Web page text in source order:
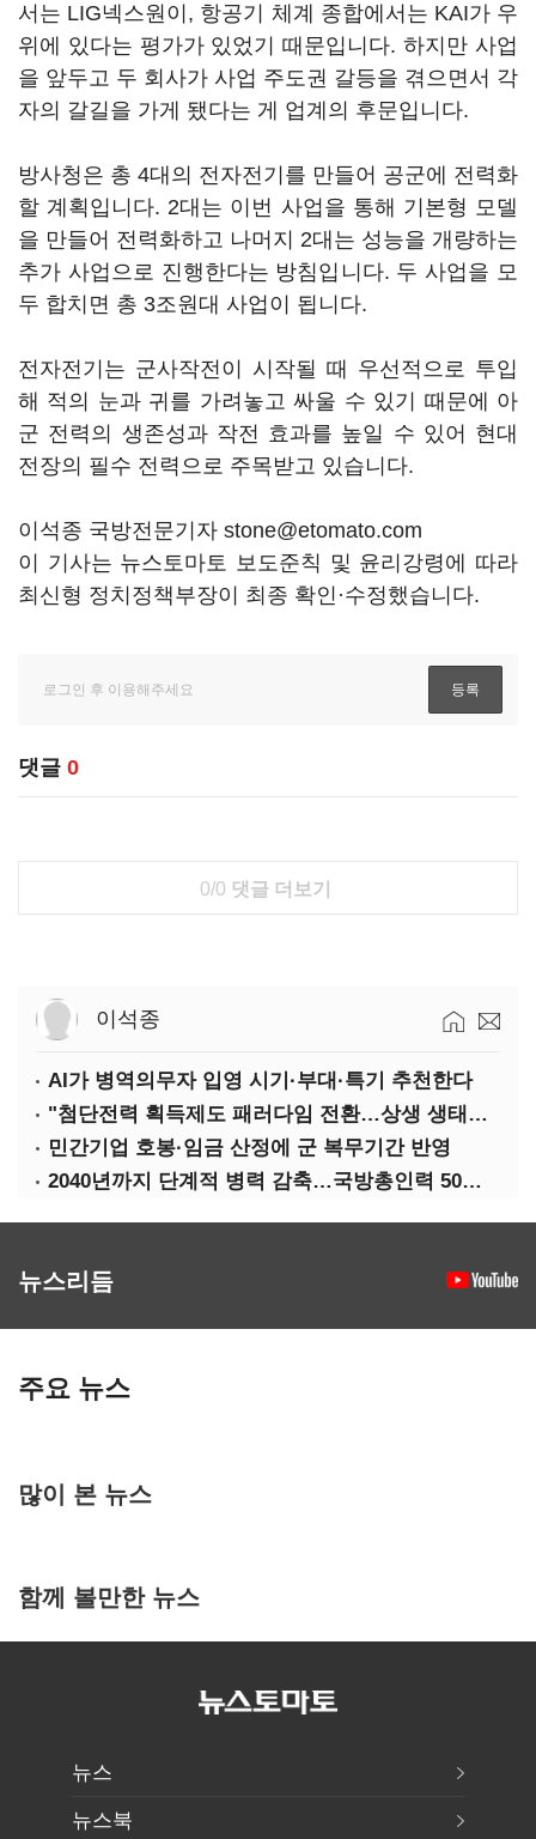
서는 LIG넥스원이, 항공기 체계 종합에서는 KAI가 우
위에 있다는 평가가 있었기 때문입니다. 하지만 사업
을 앞두고 두 회사가 사업 주도권 갈등을 겪으면서 각
자의 갈길을 가게 됐다는 게 업계의 후문입니다.
방사청은 총 4대의 전자전기를 만들어 공군에 전력화
할 계획입니다. 2대는 이번 사업을 통해 기본형 모델
을 만들어 전력화하고 나머지 2대는 성능을 개량하는
추가 사업으로 진행한다는 방침입니다. 두 사업을 모
두 합치면 총 3조원대 사업이 됩니다.
전자전기는 군사작전이 시작될 때 우선적으로 투입
해 적의 눈과 귀를 가려놓고 싸울 수 있기 때문에 아
군 전력의 생존성과 작전 효과를 높일 수 있어 현대
전장의 필수 전력으로 주목받고 있습니다.
이석종 국방전문기자 stone@etomato.com
이 기사는 뉴스토마토 보도준칙 및 윤리강령에 따라
최신형 정치정책부장이 최종 확인·수정했습니다.
댓글 0
0/0 댓글 더보기
이석종
AI가 병역의무자 입영 시기·부대·특기 추천한다
"첨단전력 획득제도 패러다임 전환…상생 생태계 조성해 대체불가 K-방산 도약"
민간기업 호봉·임금 산정에 군 복무기간 반영
2040년까지 단계적 병력 감축…국방총인력 50만 목표 2차 국방개혁 착수
뉴스리듬
주요 뉴스
많이 본 뉴스
함께 볼만한 뉴스
뉴스
뉴스북